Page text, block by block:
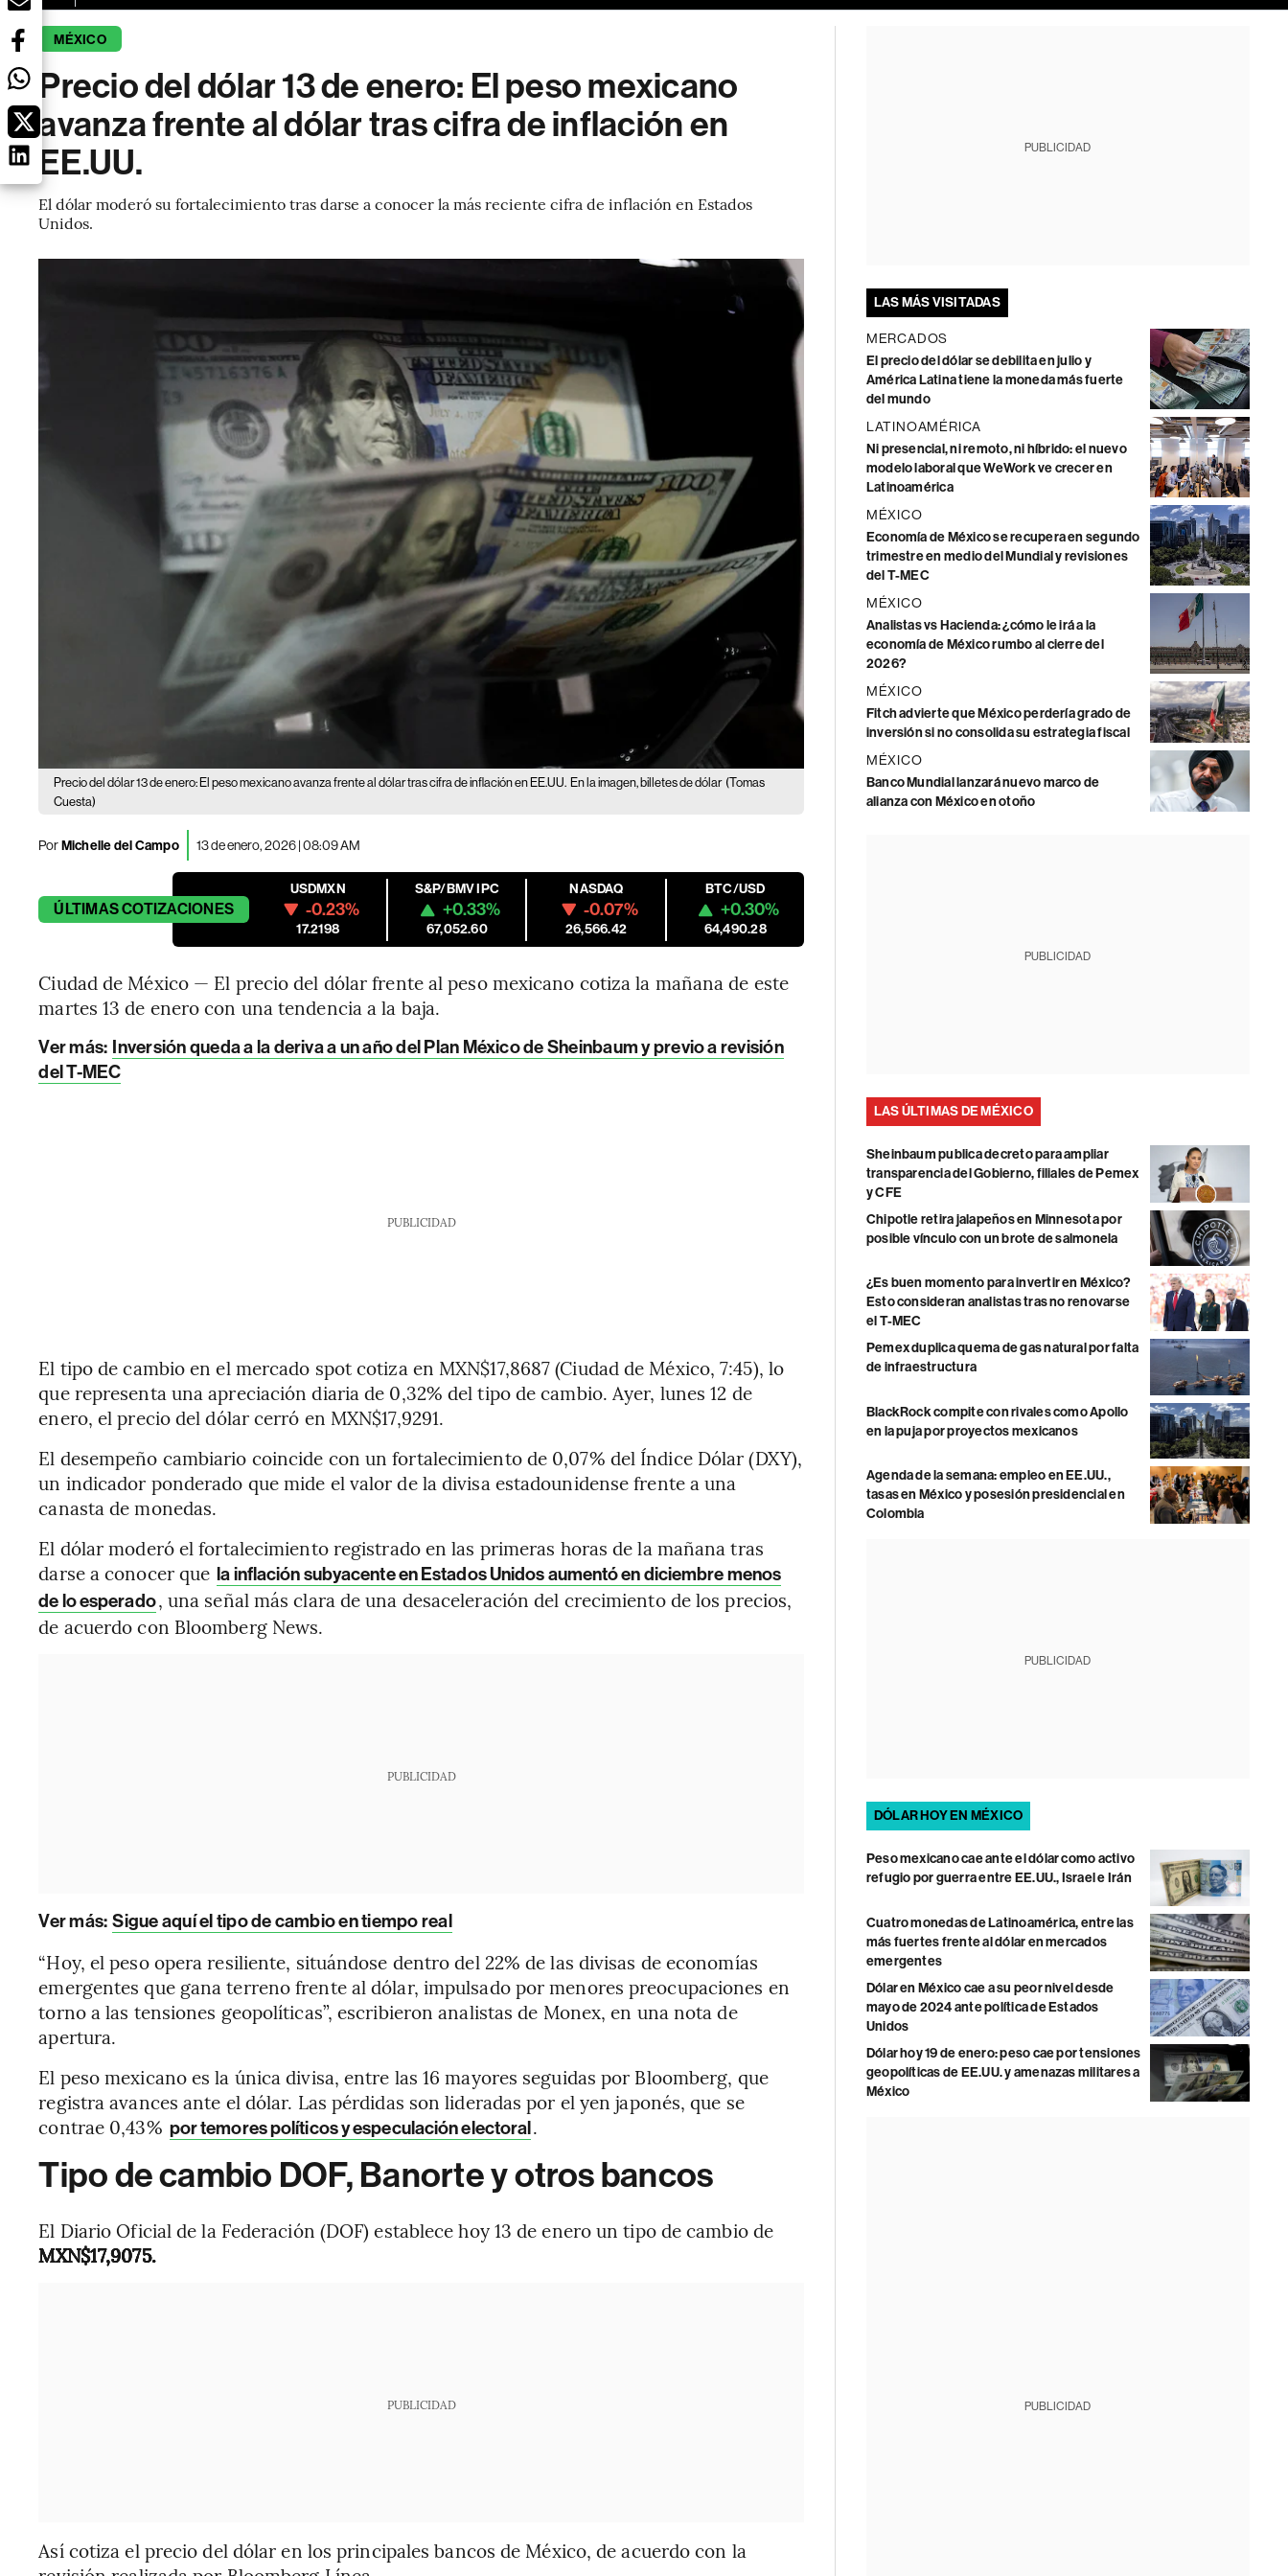
MÉXICO
Precio del dólar 13 de enero: El peso mexicano
avanza frente al dólar tras cifra de inflación en
EE.UU.
El dólar moderó su fortalecimiento tras darse a conocer la más reciente cifra de inflación en Estados
Unidos.
Precio del dólar 13 de enero: El peso mexicano avanza frente al dólar tras cifra de inflación en EE.UU. En la imagen, billetes de dólar (Tomas
Cuesta)
PorMichelle del Campo 13 de enero, 2026 | 08:09 AM
ÚLTIMASCOTIZACIONES
USDMXN
-0.23%
17.2198
S&P/BMV IPC
+0.33%
67,052.60
NASDAQ
-0.07%
26,566.42
BTC/USD
+0.30%
64,490.28
Ciudad de México — El precio del dólar frente al peso mexicano cotiza la mañana de este
martes 13 de enero con una tendencia a la baja.
Ver más: Inversión queda a la deriva a un año del Plan México de Sheinbaum y previo a revisión
del T-MEC
PUBLICIDAD
El tipo de cambio en el mercado spot cotiza en MXN$17,8687 (Ciudad de México, 7:45), lo
que representa una apreciación diaria de 0,32% del tipo de cambio. Ayer, lunes 12 de
enero, el precio del dólar cerró en MXN$17,9291.
El desempeño cambiario coincide con un fortalecimiento de 0,07% del Índice Dólar (DXY),
un indicador ponderado que mide el valor de la divisa estadounidense frente a una
canasta de monedas.
El dólar moderó el fortalecimiento registrado en las primeras horas de la mañana tras
darse a conocer que la inflación subyacente en Estados Unidos aumentó en diciembre menos
de lo esperado, una señal más clara de una desaceleración del crecimiento de los precios,
de acuerdo con Bloomberg News.
PUBLICIDAD
Ver más: Sigue aquí el tipo de cambio en tiempo real
“Hoy, el peso opera resiliente, situándose dentro del 22% de las divisas de economías
emergentes que gana terreno frente al dólar, impulsado por menores preocupaciones en
torno a las tensiones geopolíticas”, escribieron analistas de Monex, en una nota de
apertura.
El peso mexicano es la única divisa, entre las 16 mayores seguidas por Bloomberg, que
registra avances ante el dólar. Las pérdidas son lideradas por el yen japonés, que se
contrae 0,43% por temores políticos y especulación electoral.
Tipo de cambio DOF, Banorte y otros bancos
El Diario Oficial de la Federación (DOF) establece hoy 13 de enero un tipo de cambio de
MXN$17,9075.
PUBLICIDAD
Así cotiza el precio del dólar en los principales bancos de México, de acuerdo con la
PUBLICIDAD
LAS MÁS VISITADAS
MERCADOS
El precio del dólar se debilita en julio y
América Latina tiene la moneda más fuerte
del mundo
LATINOAMÉRICA
Ni presencial, ni remoto, ni híbrido: el nuevo
modelo laboral que WeWork ve crecer en
Latinoamérica
MÉXICO
Economía de México se recupera en segundo
trimestre en medio del Mundial y revisiones
del T-MEC
MÉXICO
Analistas vs Hacienda: ¿cómo le irá a la
economía de México rumbo al cierre del
2026?
MÉXICO
Fitch advierte que México perdería grado de
inversión si no consolida su estrategia fiscal
MÉXICO
Banco Mundial lanzará nuevo marco de
alianza con México en otoño
PUBLICIDAD
LAS ÚLTIMAS DE MÉXICO
Sheinbaum publica decreto para ampliar
transparencia del Gobierno, filiales de Pemex
y CFE
Chipotle retira jalapeños en Minnesota por
posible vínculo con un brote de salmonela
¿Es buen momento para invertir en México?
Esto consideran analistas tras no renovarse
el T-MEC
Pemex duplica quema de gas natural por falta
de infraestructura
BlackRock compite con rivales como Apollo
en la puja por proyectos mexicanos
Agenda de la semana: empleo en EE.UU.,
tasas en México y posesión presidencial en
Colombia
PUBLICIDAD
DÓLAR HOY EN MÉXICO
Peso mexicano cae ante el dólar como activo
refugio por guerra entre EE.UU., Israel e Irán
Cuatro monedas de Latinoamérica, entre las
más fuertes frente al dólar en mercados
emergentes
Dólar en México cae a su peor nivel desde
mayo de 2024 ante política de Estados
Unidos
Dólar hoy 19 de enero: peso cae por tensiones
geopolíticas de EE.UU. y amenazas militares a
México
PUBLICIDAD